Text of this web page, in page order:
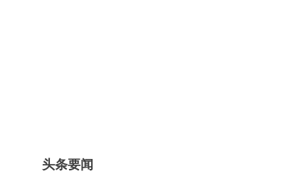
头条要闻